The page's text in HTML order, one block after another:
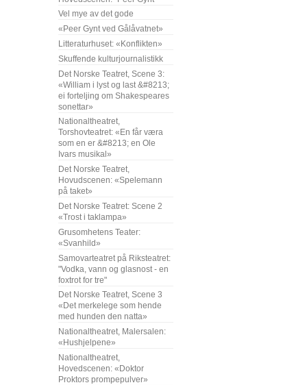
Vel mye av det gode
«Peer Gynt ved Gålåvatnet»
Litteraturhuset: «Konflikten»
Skuffende kulturjournalistikk
Det Norske Teatret, Scene 3:
«William i lyst og last &#8213;
ei forteljing om Shakespeares
sonettar»
Nationaltheatret,
Torshovteatret: «En får væra
som en er &#8213; en Ole
Ivars musikal»
Det Norske Teatret,
Hovudscenen: «Spelemann
på taket»
Det Norske Teatret: Scene 2
«Trost i taklampa»
Grusomhetens Teater:
«Svanhild»
Samovarteatret på Riksteatret:
"Vodka, vann og glasnost - en
foxtrot for tre"
Det Norske Teatret, Scene 3
«Det merkelege som hende
med hunden den natta»
Nationaltheatret, Malersalen:
«Hushjelpene»
Nationaltheatret,
Hovedscenen: «Doktor
Proktors prompepulver»